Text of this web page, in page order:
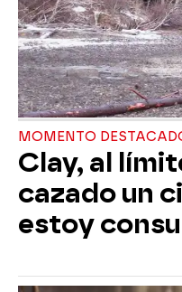
MOMENTO
Clay, al
cazado un
estoy